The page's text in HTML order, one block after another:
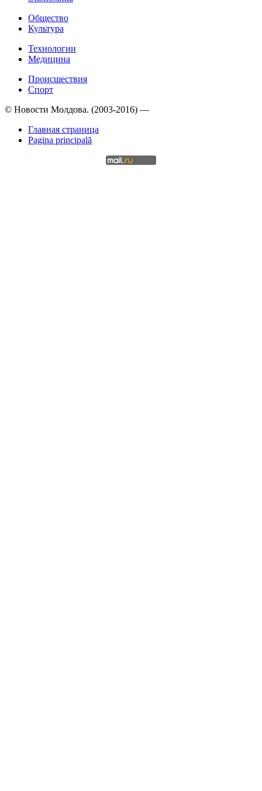
Общество
Культура
Технологии
Медицина
Происшествия
Спорт
© Новости Молдова. (2003-2016) —
Главная страница
Pagina principală